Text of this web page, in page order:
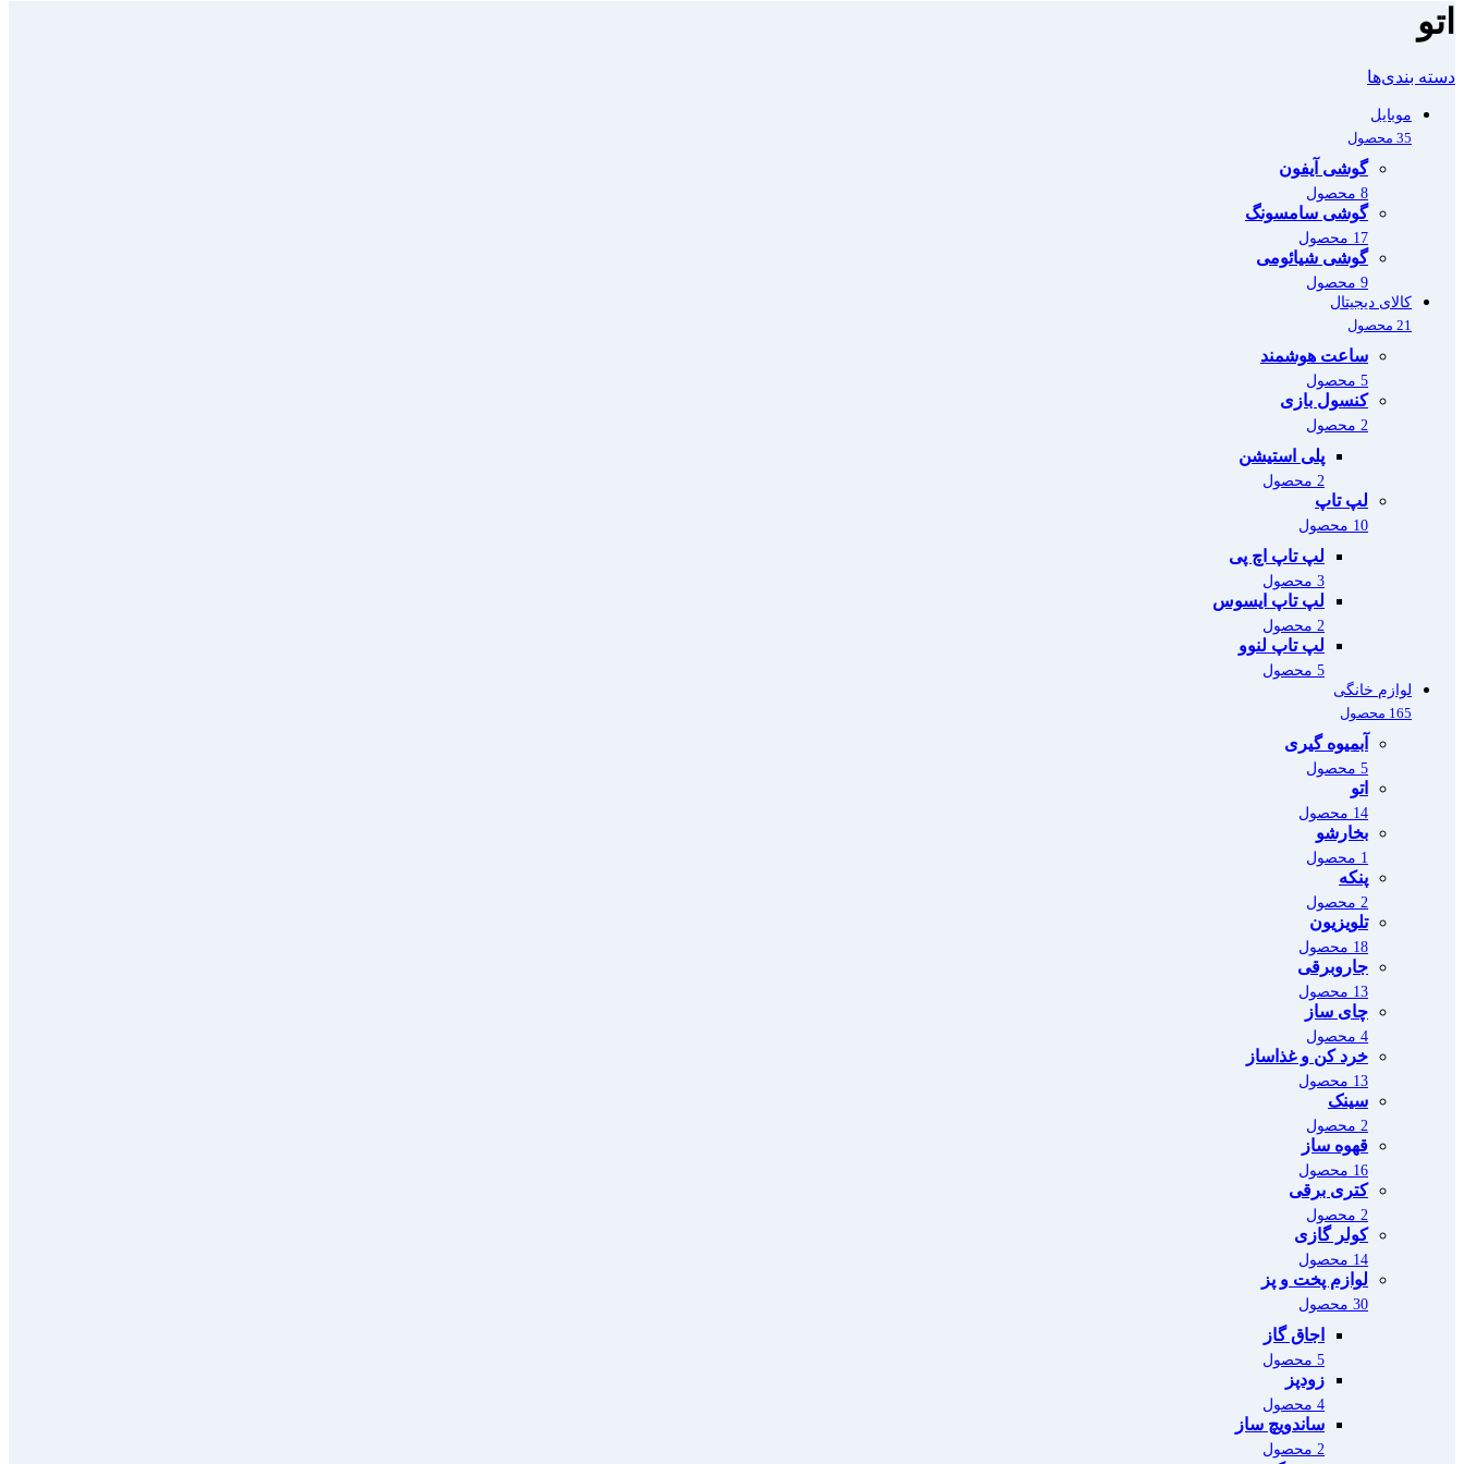
اتو
دسته بندی‌ها
موبایل
35 محصول
گوشی آیفون
8 محصول
گوشی سامسونگ
17 محصول
گوشی شیائومی
9 محصول
کالای دیجیتال
21 محصول
ساعت هوشمند
5 محصول
کنسول بازی
2 محصول
پلی استیشن
2 محصول
لپ تاپ
10 محصول
لپ تاپ اچ پی
3 محصول
لپ تاپ ایسوس
2 محصول
لپ تاپ لنوو
5 محصول
لوازم خانگی
165 محصول
آبمیوه گیری
5 محصول
اتو
14 محصول
بخارشو
1 محصول
پنکه
2 محصول
تلویزیون
18 محصول
جاروبرقی
13 محصول
چای ساز
4 محصول
خرد کن و غذاساز
13 محصول
سینک
2 محصول
قهوه ساز
16 محصول
کتری برقی
2 محصول
کولر گازی
14 محصول
لوازم پخت و پز
30 محصول
اجاق گاز
5 محصول
زودپز
4 محصول
ساندویچ ساز
2 محصول